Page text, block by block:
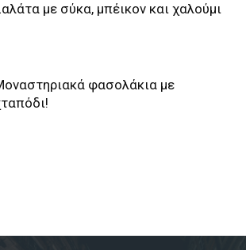
με σύκα, μπέικον και χαλούμι
φασολάκια με